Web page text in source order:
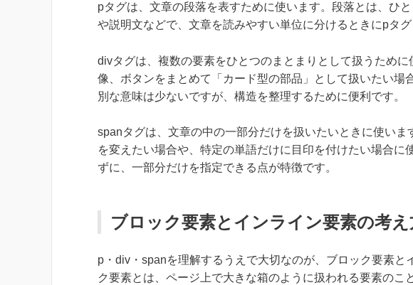
pタグは、文章の段落を表すために使います。段落とは、ひ
や説明文などで、文章を読みやすい単位に分けるときにpタグ
divタグは、複数の要素をひとつのまとまりとして扱うため
像、ボタンをまとめて「カード型の部品」として扱いたい場
別な意味は少ないですが、構造を整理するために便利です。
spanタグは、文章の中の一部分だけを扱いたいときに使い
を変えたい場合や、特定の単語だけに目印を付けたい場合に
ずに、一部分だけを指定できる点が特徴です。
ブロック要素とインライン要素の考え
p・div・spanを理解するうえで大切なのが、ブロック要素と
ク要素とは、ページ上で大きな箱のように扱われる要素のこ